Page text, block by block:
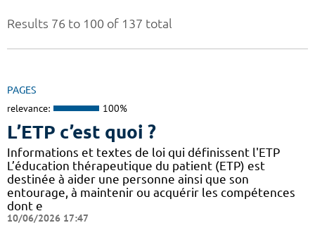
Results 76 to 100 of 137 total
PAGES
relevance: 100%
L’ETP c’est quoi ?
Informations et textes de loi qui définissent l'ETP
L’éducation thérapeutique du patient (ETP) est
destinée à aider une personne ainsi que son
entourage, à maintenir ou acquérir les compétences
dont e
10/06/2026 17:47